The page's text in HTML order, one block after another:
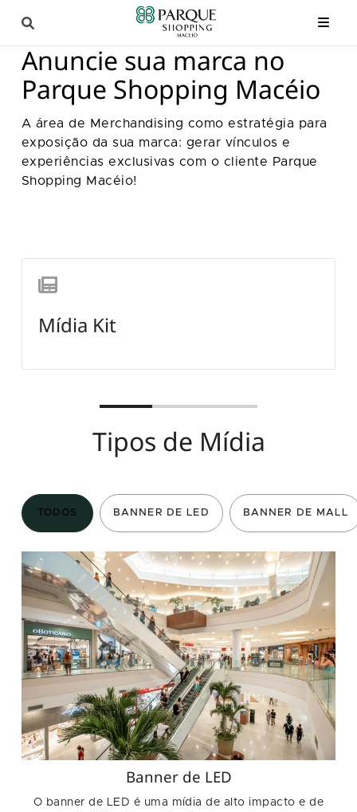
Anuncie sua marca no
Parque Shopping Macéio
A área de Merchandising como estratégia para
exposição da sua marca: gerar vínculos e
experiências exclusivas com o cliente Parque
Shopping Macéio!
Mídia Kit
Tipos de Mídia
TODOS BANNER DE LED BANNER DE MALL
Banner de LED
O banner de LED é uma mídia de alto impacto e de